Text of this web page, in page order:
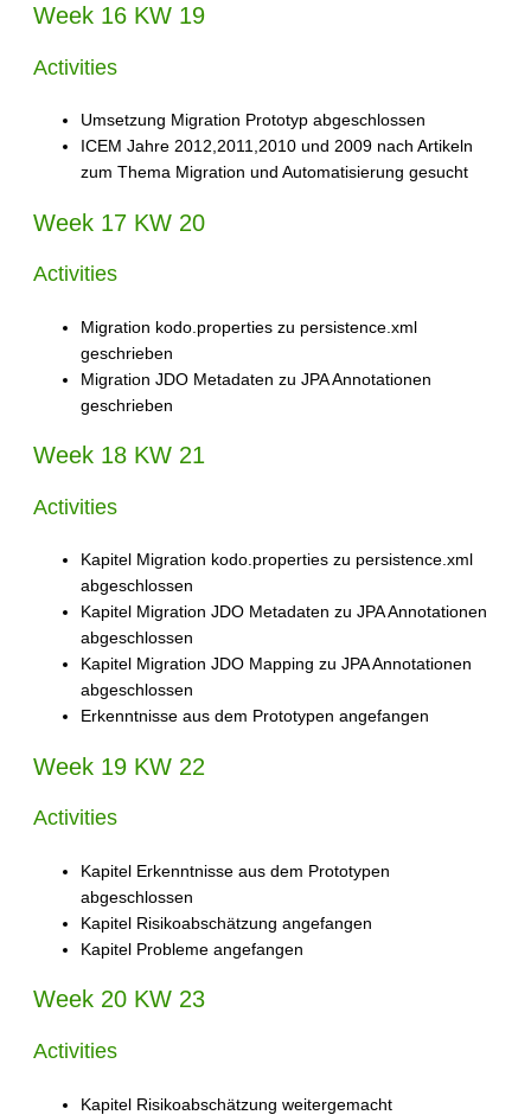
Week 16 KW 19
Activities
Umsetzung Migration Prototyp abgeschlossen
ICEM Jahre 2012,2011,2010 und 2009 nach Artikeln
zum Thema Migration und Automatisierung gesucht
Week 17 KW 20
Activities
Migration kodo.properties zu persistence.xml
geschrieben
Migration JDO Metadaten zu JPA Annotationen
geschrieben
Week 18 KW 21
Activities
Kapitel Migration kodo.properties zu persistence.xml
abgeschlossen
Kapitel Migration JDO Metadaten zu JPA Annotationen
abgeschlossen
Kapitel Migration JDO Mapping zu JPA Annotationen
abgeschlossen
Erkenntnisse aus dem Prototypen angefangen
Week 19 KW 22
Activities
Kapitel Erkenntnisse aus dem Prototypen
abgeschlossen
Kapitel Risikoabschätzung angefangen
Kapitel Probleme angefangen
Week 20 KW 23
Activities
Kapitel Risikoabschätzung weitergemacht